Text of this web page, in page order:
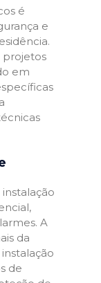
é
e
projetos
em
A
da
de